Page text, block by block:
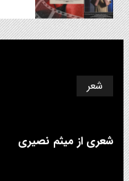
شعر
شعری از میثم نصیری